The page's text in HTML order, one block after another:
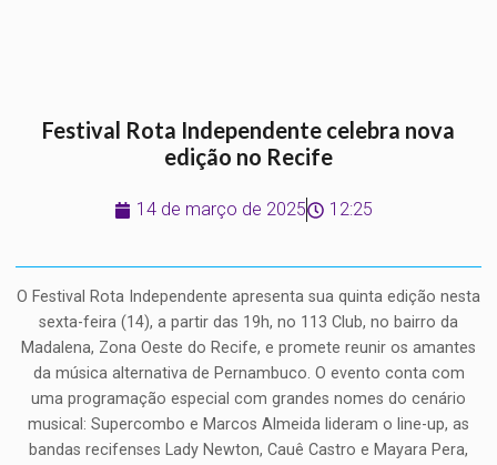
Festival Rota Independente celebra nova
edição no Recife
14 de março de 2025 12:25
O Festival Rota Independente apresenta sua quinta edição nesta
sexta-feira (14), a partir das 19h, no 113 Club, no bairro da
Madalena, Zona Oeste do Recife, e promete reunir os amantes
da música alternativa de Pernambuco. O evento conta com
uma programação especial com grandes nomes do cenário
musical: Supercombo e Marcos Almeida lideram o line-up, as
bandas recifenses Lady Newton, Cauê Castro e Mayara Pera,